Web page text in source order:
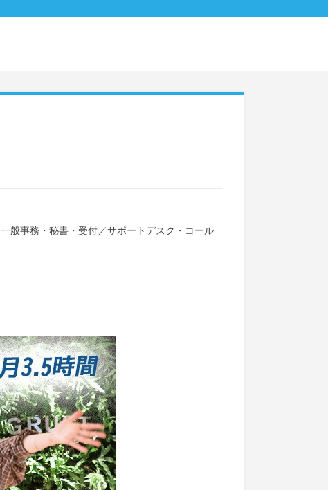
一般事務・秘書・受付／サポートデスク・コール